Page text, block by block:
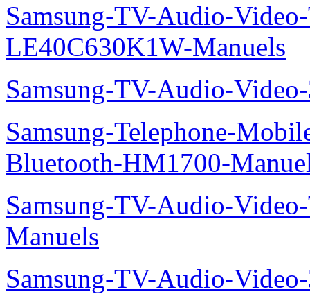
Samsung-TV-Audio-
LE40C630K1W-Manuels
Samsung-TV-Audio-
Samsung-Telephone-
Bluetooth-HM1700-
Samsung-TV-Audio-
Manuels
Samsung-TV-Audio-